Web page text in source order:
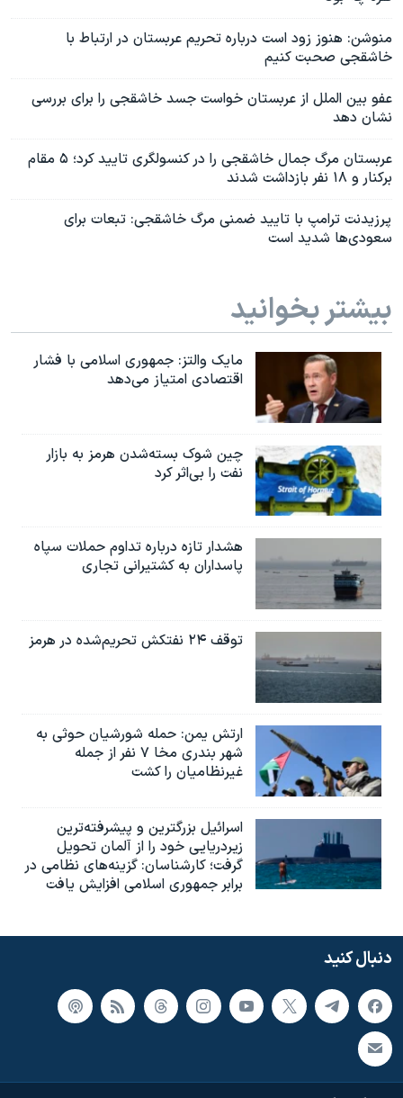
منوشن: هنوز زود است درباره تحریم عربستان در ارتباط با
خاشقجی صحبت کنیم
عفو بین الملل از عربستان خواست جسد خاشقجی را برای بررسی
نشان دهد
عربستان مرگ جمال خاشقجی را در کنسولگری تایید کرد؛ ۵ مقام
برکنار و ۱۸ نفر بازداشت شدند
پرزیدنت ترامپ با تایید ضمنی مرگ خاشقجی: تبعات برای
سعودی‌ها شدید است
بیشتر بخوانید
مایک والتز: جمهوری اسلامی با فشار
اقتصادی امتیاز می‌دهد
چین شوک بسته‌شدن هرمز به بازار
نفت را بی‌اثر کرد
هشدار تازه درباره تداوم حملات سپاه
پاسداران به کشتیرانی تجاری
توقف ۲۴ نفتکش تحریم‌شده در هرمز
ارتش یمن: حمله شورشیان حوثی به
شهر بندری مخا ۷ نفر از جمله
غیرنظامیان را کشت
اسرائيل بزرگترین و پیشرفته‌ترین
زیردریایی خود را از آلمان تحویل
گرفت؛ کارشناسان: گزینه‌های نظامی در
برابر جمهوری اسلامی افزایش یافت
دنبال کنید